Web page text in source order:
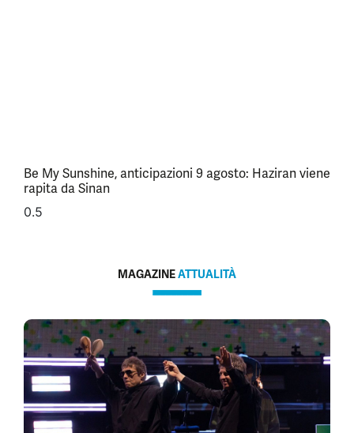
Be My Sunshine, anticipazioni 9 agosto: Haziran viene
rapita da Sinan
MAGAZINEATTUALITÀ